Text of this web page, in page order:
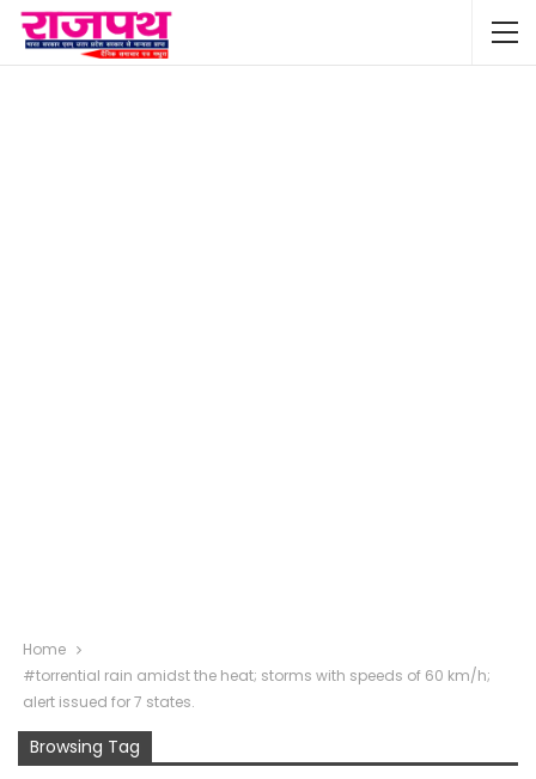
Home
#torrential rain amidst the heat; storms with speeds of 60 km/h;
alert issued for 7 states.
Browsing Tag